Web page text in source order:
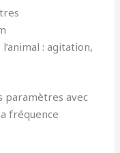
l’animal : agitation,
paramètres avec
fréquence